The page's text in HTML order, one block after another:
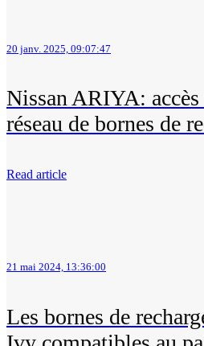
20 janv. 2025, 09:07:47
Nissan ARIYA:
réseau de bornes de
Read article
21 mai 2024, 13:36:00
Les bornes de